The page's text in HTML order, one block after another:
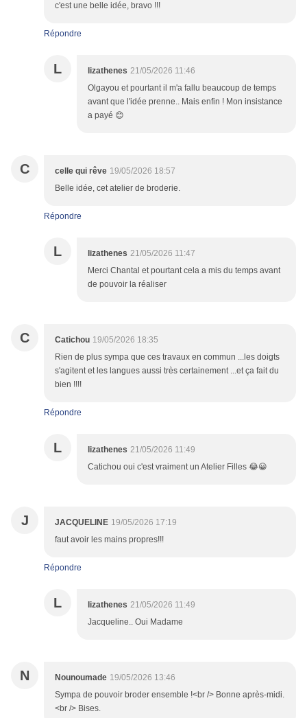
c'est une belle idée, bravo !!!
Répondre
L lizathenes 21/05/2026 11:46
Olgayou et pourtant il m'a fallu beaucoup de temps
avant que l'idée prenne.. Mais enfin ! Mon insistance
a payé 😊
C celle qui rêve 19/05/2026 18:57
Belle idée, cet atelier de broderie.
Répondre
L lizathenes 21/05/2026 11:47
Merci Chantal et pourtant cela a mis du temps avant
de pouvoir la réaliser
C Catichou 19/05/2026 18:35
Rien de plus sympa que ces travaux en commun ...les doigts
s'agitent et les langues aussi très certainement ...et ça fait du
bien !!!!
Répondre
L lizathenes 21/05/2026 11:49
Catichou oui c'est vraiment un Atelier Filles 😂😀
J JACQUELINE 19/05/2026 17:19
faut avoir les mains propres!!!
Répondre
L lizathenes 21/05/2026 11:49
Jacqueline.. Oui Madame
N Nounoumade 19/05/2026 13:46
Sympa de pouvoir broder ensemble !<br /> Bonne après-midi.
<br /> Bises.